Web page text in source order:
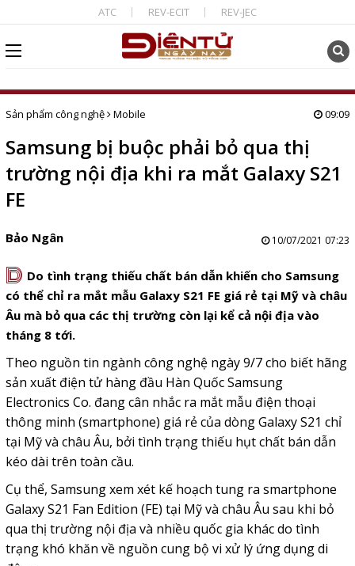
ATC REV-ECIT REV-JEC
Sản phẩm công nghệ Mobile 09:09
Samsung bị buộc phải bỏ qua thị
trường nội địa khi ra mắt Galaxy S21
FE
Bảo Ngân 10/07/2021 07:23
D Do tình trạng thiếu chất bán dẫn khiến cho Samsung
có thể chỉ ra mắt mẫu Galaxy S21 FE giá rẻ tại Mỹ và châu
Âu mà bỏ qua các thị trường còn lại kể cả nội địa vào
tháng 8 tới.
Theo nguồn tin ngành công nghệ ngày 9/7 cho biết hãng
sản xuất điện tử hàng đầu Hàn Quốc Samsung
Electronics Co. đang cân nhắc ra mắt mẫu điện thoại
thông minh (smartphone) giá rẻ của dòng Galaxy S21 chỉ
tại Mỹ và châu Âu, bởi tình trạng thiếu hụt chất bán dẫn
kéo dài trên toàn cầu.
Cụ thể, Samsung xem xét kế hoạch tung ra smartphone
Galaxy S21 Fan Edition (FE) tại Mỹ và châu Âu sau khi bỏ
qua thị trường nội địa và nhiều quốc gia khác do tình
trạng khó khăn về nguồn cung bộ vi xử lý ứng dụng di